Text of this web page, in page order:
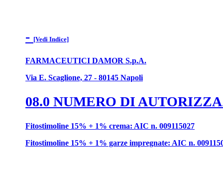
- [Vedi Indice]
FARMACEUTICI DAMOR S.p.A.
Via E. Scaglione, 27 - 80145 Napoli
08.0 NUMERO DI
Fitostimoline 15% + 1% crema: AIC n. 009115027
Fitostimoline 15% + 1% garze impregnate: AIC n.